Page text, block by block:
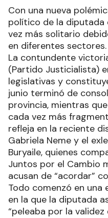
Con una nueva
político de la
vez más solitario
en diferentes sectores.
La contundente
(Partido Justicialista)
legislativas y
junio terminó de
provincia, mientras
cada vez más
refleja en la reciente
Gabriela Neme y el
Buryaile, quienes
Juntos por el Cambio
acusan de “acordar”
Todo comenzó en una
en la que la diputada
“peleaba por la